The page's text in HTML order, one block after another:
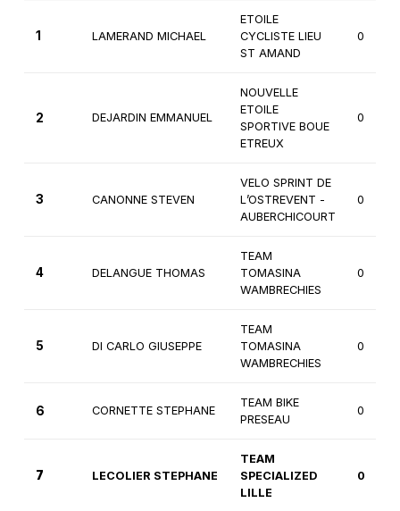
1 LAMERAND MICHAEL
ETOILE
CYCLISTE LIEU
ST AMAND
0
2 DEJARDIN EMMANUEL
NOUVELLE
ETOILE
SPORTIVE BOUE
ETREUX
0
3 CANONNE STEVEN
VELO SPRINT DE
L’OSTREVENT -
AUBERCHICOURT
0
4 DELANGUE THOMAS
TEAM
TOMASINA
WAMBRECHIES
0
5 DI CARLO GIUSEPPE
TEAM
TOMASINA
WAMBRECHIES
0
6 CORNETTE STEPHANE
TEAM BIKE
PRESEAU
0
7 LECOLIER STEPHANE
TEAM
SPECIALIZED
LILLE
0